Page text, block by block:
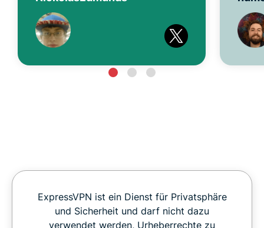
ExpressVPN ist ein Dienst für Privatsphäre
und Sicherheit und darf nicht dazu
verwendet werden, Urheberrechte zu